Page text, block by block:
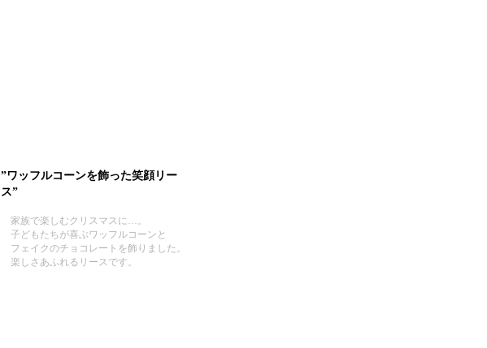
”ワッフルコーンを飾った笑顔リー
ス”
家族で楽しむクリスマスに…。
子どもたちが喜ぶワッフルコーンと
フェイクのチョコレートを飾りました。
楽しさあふれるリースです。